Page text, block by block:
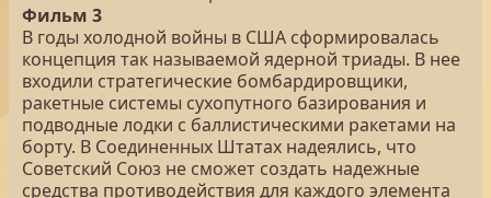
Фильм 3
В годы холодной войны в США сформировалась
концепция так называемой ядерной триады. В нее
входили стратегические бомбардировщики,
ракетные системы сухопутного базирования и
подводные лодки с баллистическими ракетами на
борту. В Соединенных Штатах надеялись, что
Советский Союз не сможет создать надежные
средства противодействия для каждого элемента